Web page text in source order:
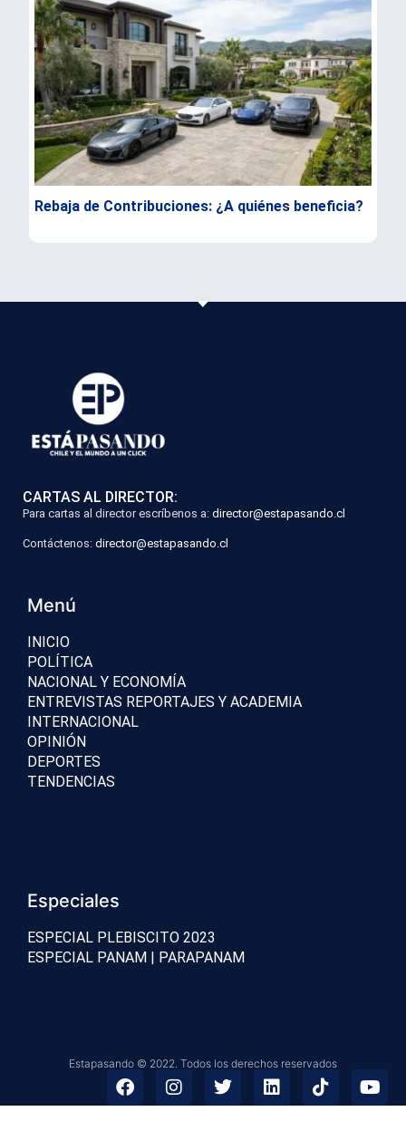
Rebaja de Contribuciones: ¿A quiénes beneficia?
CARTAS AL DIRECTOR:
Para cartas al director escríbenos a: director@estapasando.cl
Contáctenos: director@estapasando.cl
Menú
INICIO
POLÍTICA
NACIONAL Y ECONOMÍA
ENTREVISTAS REPORTAJES Y ACADEMIA
INTERNACIONAL
OPINIÓN
DEPORTES
TENDENCIAS
Especiales
ESPECIAL PLEBISCITO 2023
ESPECIAL PANAM | PARAPANAM
Estapasando © 2022. Todos los derechos reservados